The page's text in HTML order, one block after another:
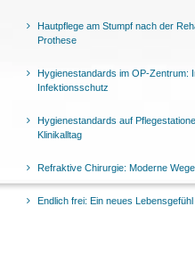
Hautpflege am Stumpf nach der
Prothese
Hygienestandards im OP-Zentrum:
Infektionsschutz
Hygienestandards auf
Klinikalltag
Refraktive Chirurgie: Moderne
Endlich frei: Ein neues